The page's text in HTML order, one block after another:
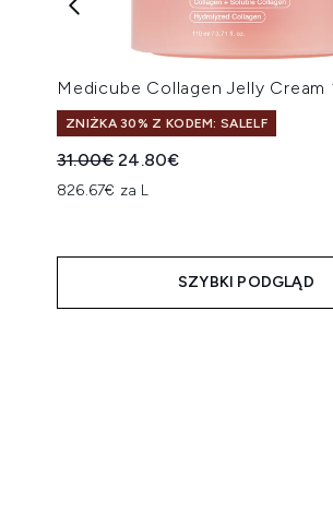
Medicube Collagen Jelly Cream
ZNIŻKA 30% Z KODEM: SALELF
Sugerowana cena detaliczna:
31.00€Aktualna cena:
24.80€
826.67€ za L
SZYBKI PODGLĄD